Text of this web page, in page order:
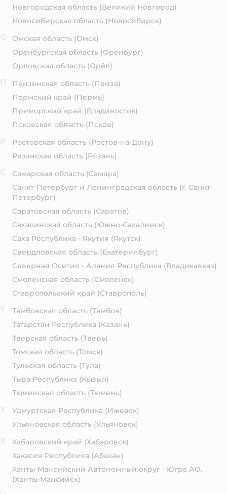
Новгородская область (Великий Новгород)
Новосибирская область (Новосибирск)
Омская область (Омск)
Оренбургская область (Оренбург)
Орловская область (Орёл)
Пензенская область (Пенза)
Пермский край (Пермь)
Приморский край (Владивосток)
Псковская область (Псков)
Ростовская область (Ростов-на-Дону)
Рязанская область (Рязань)
Самарская область (Самара)
Санкт-Петербург и Ленинградская область (г. Санкт-
Петербург)
Саратовская область (Саратов)
Сахалинская область (Южно-Сахалинск)
Саха Республика - Якутия (Якутск)
Свердловская область (Екатеринбург)
Северная Осетия - Алания Республика (Владикавказ)
Смоленская область (Смоленск)
Ставропольский край (Ставрополь)
Тамбовская область (Тамбов)
Татарстан Республика (Казань)
Тверская область (Тверь)
Томская область (Томск)
Тульская область (Тула)
Тыва Республика (Кызыл)
Тюменская область (Тюмень)
Удмуртская Республика (Ижевск)
Ульяновская область (Ульяновск)
Хабаровский край (Хабаровск)
Хакасия Республика (Абакан)
Ханты-Мансийский Автономный округ - Югра АО.
(Ханты-Мансийск)